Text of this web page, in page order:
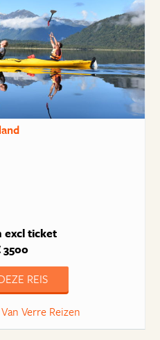
excl ticket
REIS
Verre Reizen